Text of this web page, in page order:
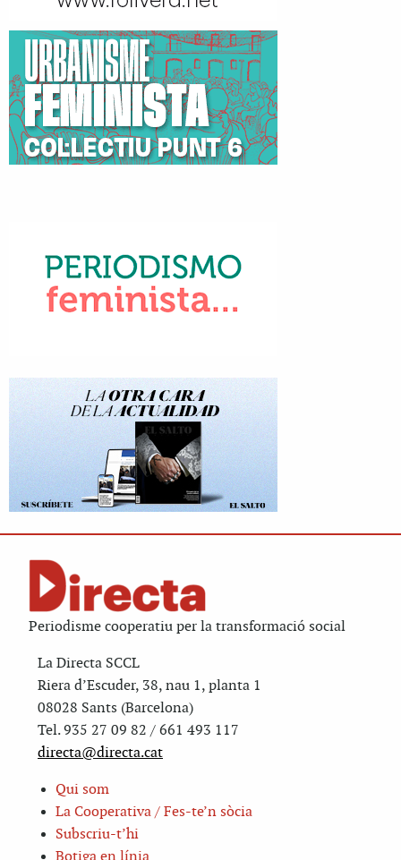
Periodisme cooperatiu per la transformació social
La Directa SCCL
Riera d’Escuder, 38, nau 1, planta 1
08028 Sants (Barcelona)
Tel. 935 27 09 82 / 661 493 117
directa@directa.cat
Qui som
La Cooperativa / Fes-te’n sòcia
Subscriu-t’hi